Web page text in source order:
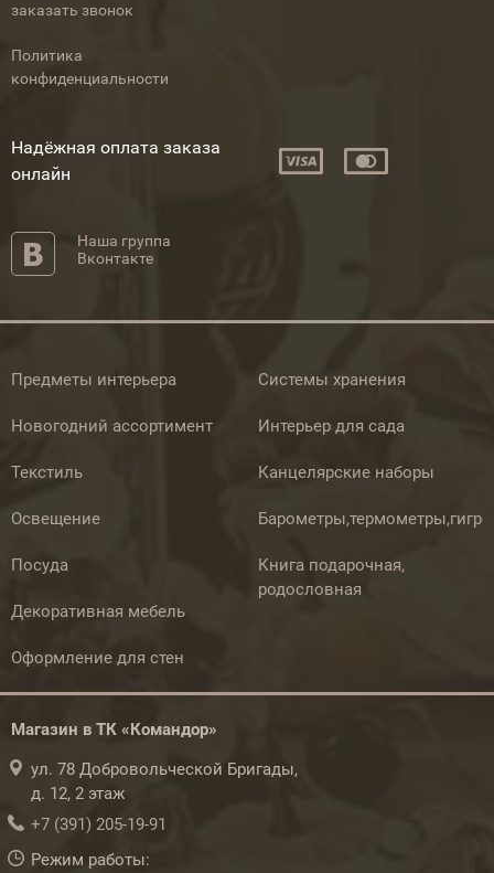
заказать звонок
Политика
конфиденциальности
Надёжная оплата заказа
онлайн
Наша группа
Вконтакте
Предметы интерьера
Новогодний ассортимент
Текстиль
Освещение
Посуда
Декоративная мебель
Оформление для стен
Системы хранения
Интерьер для сада
Канцелярские наборы
Книга подарочная,
родословная
Магазин в ТК «Командор»
ул. 78 Добровольческой Бригады,
д. 12, 2 этаж
+7 (391) 205-19-91
Режим работы: